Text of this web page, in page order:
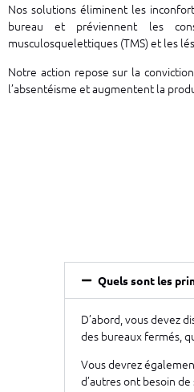
Nos solutions éliminent les
bureau et préviennent les
musculosquelettiques (TMS) et les
Notre action repose sur la
l’absentéisme et augmentent la
Quels sont les
D’abord, vous devez
des bureaux fermés,
Vous devrez
d’autres ont besoin